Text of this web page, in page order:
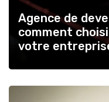
Agence de
comment
votre